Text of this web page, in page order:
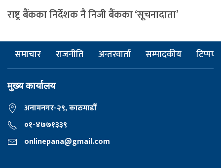
राष्ट्र बैंकका निर्देशक नै निजी बैंकका ‘सूचनादाता’
समाचार राजनीति अन्तरवार्ता सम्पादकीय टिप्पणी
मुख्य कार्यालय
अनामनगर-२९, काठमाडाैँ
०१-४७७१३३९
onlinepana@gmail.com